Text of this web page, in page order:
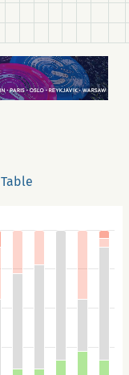
Table